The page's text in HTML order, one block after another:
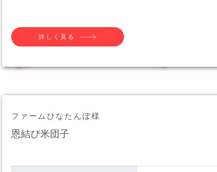
詳しく見る
ファームひなたんぼ様
恩結び米団子